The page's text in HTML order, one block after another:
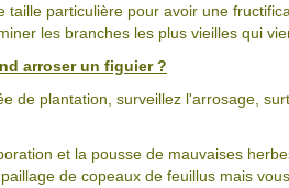
taille particulière pour avoir une
les branches les plus vieilles qui
arroser un figuier ?
de plantation, surveillez l'arrosage,
et la pousse de mauvaises
de copeaux de feuillus mais